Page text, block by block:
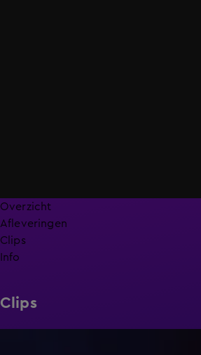
Overzicht
Afleveringen
Clips
Info
Clips